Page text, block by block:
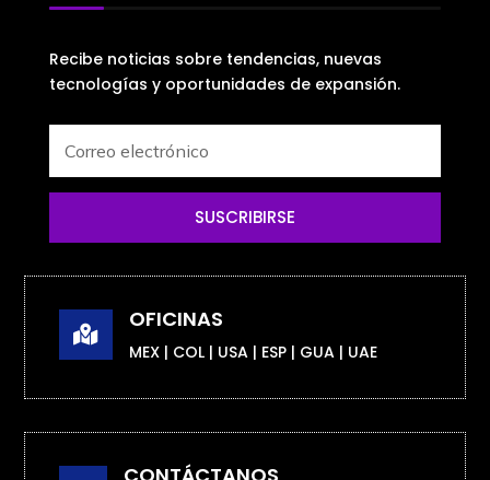
Recibe noticias sobre tendencias, nuevas
tecnologías y oportunidades de expansión.
SUSCRIBIRSE

OFICINAS
MEX | COL | USA | ESP | GUA | UAE